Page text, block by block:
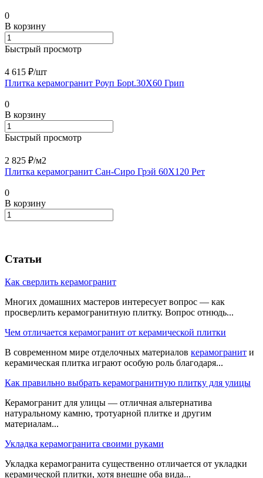
0
В корзину
Быстрый просмотр
4 615 ₽/шт
Плитка керамогранит Роуп Борt.30X60 Грип
0
В корзину
Быстрый просмотр
2 825 ₽/м2
Плитка керамогранит Сан-Сиро Грэй 60X120 Рет
0
В корзину
Статьи
Как сверлить керамогранит
Многих домашних мастеров интересует вопрос — как
просверлить керамогранитную плитку. Вопрос отнюдь...
Чем отличается керамогранит от керамической плитки
В современном мире отделочных материалов керамогранит и
керамическая плитка играют особую роль благодаря...
Как правильно выбрать керамогранитную плитку для улицы
Керамогранит для улицы — отличная альтернатива
натуральному камню, тротуарной плитке и другим
материалам...
Укладка керамогранита своими руками
Укладка керамогранита существенно отличается от укладки
керамической плитки, хотя внешне оба вида...